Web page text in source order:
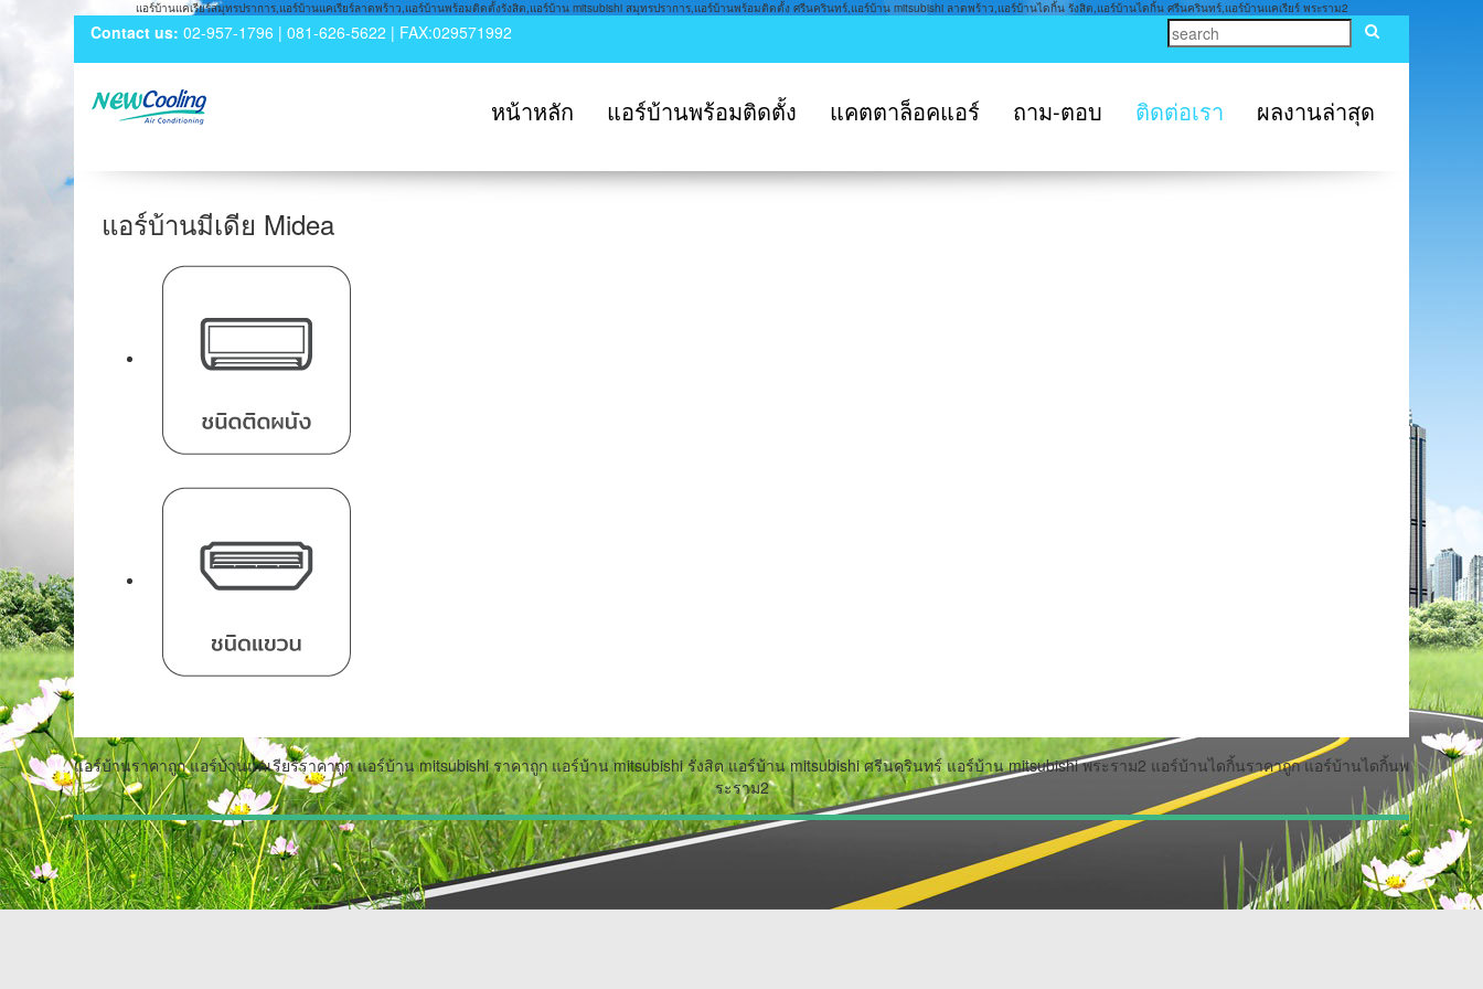
แอร์บ้านแคเรียร์สมุทรปราการ,แอร์บ้านแคเรียร์ลาดพร้าว,แอร์บ้านพร้อมติดตั้งรังสิต,แอร์บ้าน mitsubishi สมุทรปราการ,แอร์บ้านพร้อมติดตั้ง ศรีนครินทร์,แอร์บ้าน mitsubishi ลาดพร้าว,แอร์บ้านไดกิ้น รังสิต,แอร์บ้านไดกิ้น ศรีนครินทร์,แอร์บ้านแคเรียร์ พระราม2
Contact us: 02-957-1796 | 081-626-5622 | FAX:029571992
หน้าหลัก แอร์บ้านพร้อมติดตั้ง แคตตาล็อคแอร์ ถาม-ตอบ ติดต่อเรา ผลงานล่าสุด
แอร์บ้านมีเดีย Midea
แอร์บ้านราคาถูก แอร์บ้านแคเรียร์ราคาถูก แอร์บ้าน mitsubishi ราคาถูก แอร์บ้าน mitsubishi รังสิต แอร์บ้าน mitsubishi ศรีนครินทร์ แอร์บ้าน mitsubishi พระราม2 แอร์บ้านไดกิ้นราคาถูก แอร์บ้านไดกิ้นพ
ระราม2